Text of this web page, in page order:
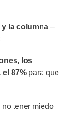
la columna –
los
87% para que
no tener miedo